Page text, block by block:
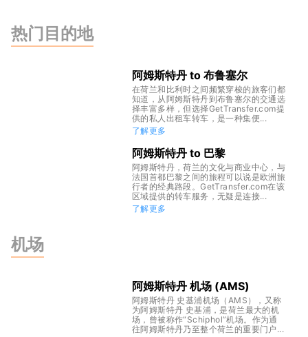
热门目的地
阿姆斯特丹 to 布鲁塞尔
在荷兰和比利时之间频繁穿梭的旅客们都
知道，从阿姆斯特丹到布鲁塞尔的交通选
择丰富多样，但选择GetTransfer.com提
供的私人出租车转车，是一种集便...
了解更多
阿姆斯特丹 to 巴黎
阿姆斯特丹，荷兰的文化与商业中心，与
法国首都巴黎之间的旅程可以说是欧洲旅
行者的经典路段。GetTransfer.com在该
区域提供的转车服务，无疑是连接...
了解更多
机场
阿姆斯特丹 机场 (AMS)
阿姆斯特丹 史基浦机场（AMS），又称
为阿姆斯特丹 史基浦，是荷兰最大的机
场，曾被称作“Schiphol”机场。作为通
往阿姆斯特丹乃至整个荷兰的重要门户...